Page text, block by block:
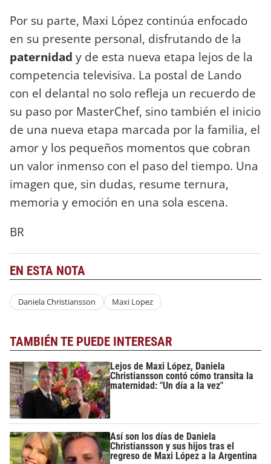
Por su parte, Maxi López continúa enfocado
en su presente personal, disfrutando de la
paternidad y de esta nueva etapa lejos de la
competencia televisiva. La postal de Lando
con el delantal no solo refleja un recuerdo de
su paso por MasterChef, sino también el inicio
de una nueva etapa marcada por la familia, el
amor y los pequeños momentos que cobran
un valor inmenso con el paso del tiempo. Una
imagen que, sin dudas, resume ternura,
memoria y emoción en una sola escena.
BR
EN ESTA NOTA
Daniela Christiansson Maxi Lopez
TAMBIÉN TE PUEDE INTERESAR
Lejos de Maxi López, Daniela
Christiansson contó cómo transita la
maternidad: "Un día a la vez"
Así son los días de Daniela
Christiansson y sus hijos tras el
regreso de Maxi López a la Argentina